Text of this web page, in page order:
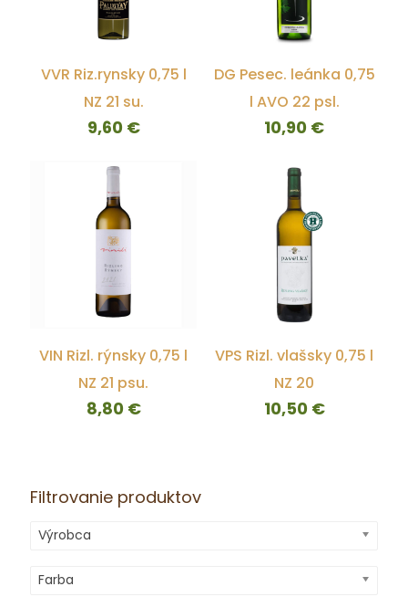
VVR Riz.rynsky 0,75 l
NZ 21 su.
9,60 €
DG Pesec. leánka 0,75
l AVO 22 psl.
10,90 €
VIN Rizl. rýnsky 0,75 l
NZ 21 psu.
8,80 €
VPS Rizl. vlašsky 0,75 l
NZ 20
10,50 €
Filtrovanie produktov
Výrobca
Farba